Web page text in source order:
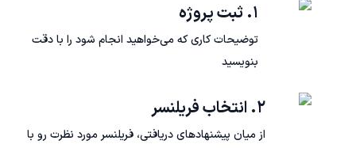
۱. ثبت پروژه
توضیحات کاری که می‌خواهید انجام شود را با دقت
بنویسید
۲. انتخاب فریلنسر
از میان پیشنهادهای دریافتی، فریلنسر مورد نظرت رو با